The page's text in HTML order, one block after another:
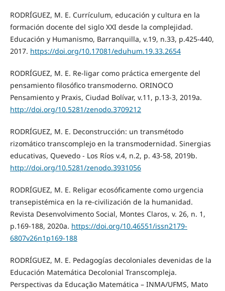
RODRÍGUEZ, M. E. Currículum, educación y cultura en la
formación docente del siglo XXI desde la complejidad.
Educación y Humanismo, Barranquilla, v.19, n.33, p.425-440,
2017. https://doi.org/10.17081/eduhum.19.33.2654
RODRÍGUEZ, M. E. Re-ligar como práctica emergente del
pensamiento filosófico transmoderno. ORINOCO
Pensamiento y Praxis, Ciudad Bolívar, v.11, p.13-3, 2019a.
http://doi.org/10.5281/zenodo.3709212
RODRÍGUEZ, M. E. Deconstrucción: un transmétodo
rizomático transcomplejo en la transmodernidad. Sinergias
educativas, Quevedo - Los Ríos v.4, n.2, p. 43-58, 2019b.
http://doi.org/10.5281/zenodo.3931056
RODRÍGUEZ, M. E. Religar ecosóficamente como urgencia
transepistémica en la re-civilización de la humanidad.
Revista Desenvolvimento Social, Montes Claros, v. 26, n. 1,
p.169-188, 2020a. https://doi.org/10.46551/issn2179-
6807v26n1p169-188
RODRÍGUEZ, M. E. Pedagogías decoloniales devenidas de la
Educación Matemática Decolonial Transcompleja.
Perspectivas da Educação Matemática – INMA/UFMS, Mato